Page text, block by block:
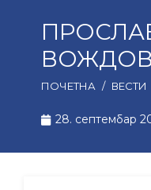
ПОЧЕТНА / ВЕСТИ
28. септембар